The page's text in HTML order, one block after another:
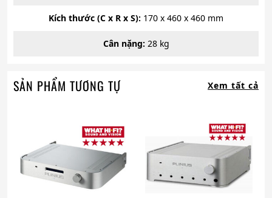
Kích thước (C x R x S): 170 x 460 x 460 mm
Cân nặng: 28 kg
SẢN PHẨM TƯƠNG TỰ Xem tất cả